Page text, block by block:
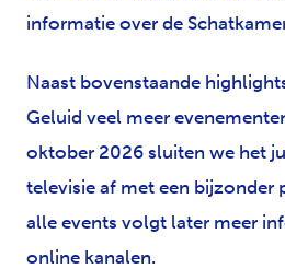
informatie over de
Naast bovenstaande
Geluid veel meer
oktober 2026 sluiten we het
televisie af met een bijzonder
alle events volgt later meer
online kanalen.